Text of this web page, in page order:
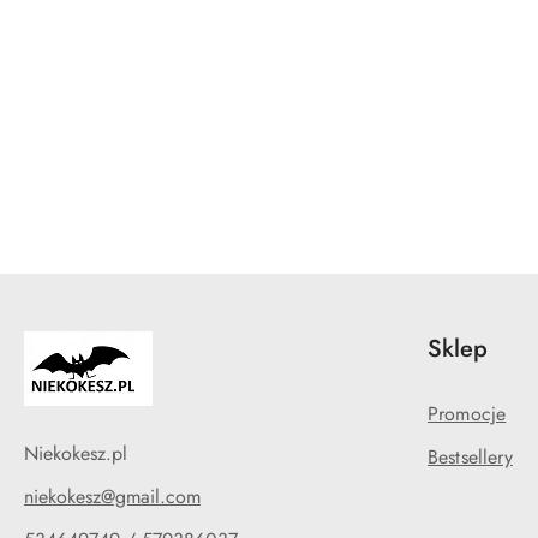
Niekokesz.pl
niekokesz@gmail.com
Sklep
Promocje
Bestsellery